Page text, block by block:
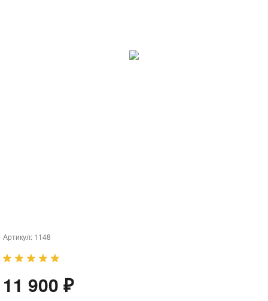
Артикул: 1148
11 900 ₽